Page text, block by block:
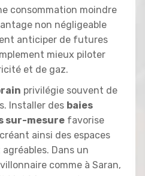
consommation moindre
non négligeable
anticiper de futures
mieux piloter
et de gaz.
privilégie souvent de
Installer des baies
sur-mesure favorise
ainsi des espaces
Dans un
comme à Saran,